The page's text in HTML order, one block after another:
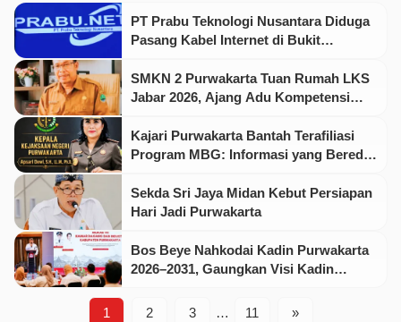
PT Prabu Teknologi Nusantara Diduga
Pasang Kabel Internet di Bukit
Tiang PLN
SMKN 2 Purwakarta Tuan Rumah LKS
Jabar 2026, Ajang Adu Kompetensi
Kajari Purwakarta Bantah Terafiliasi
Program MBG: Informasi yang Beredar
Sekda Sri Jaya Midan Kebut Persiapan
Hari Jadi Purwakarta
Bos Beye Nahkodai Kadin Purwakarta
2026–2031, Gaungkan Visi Kadin
1
2 3 … 11 »